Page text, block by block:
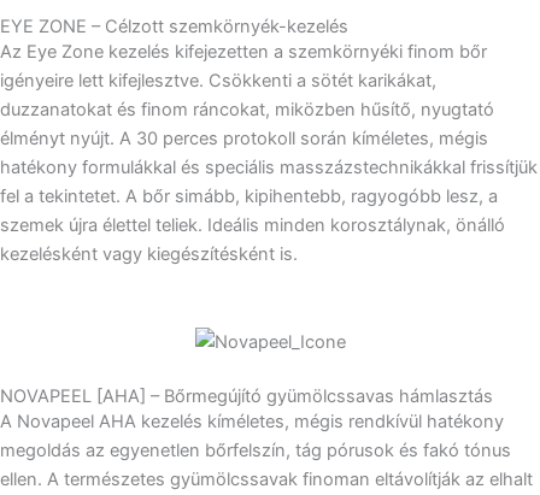
EYE ZONE – Célzott szemkörnyék-kezelés
Az Eye Zone kezelés kifejezetten a szemkörnyéki finom bőr
igényeire lett kifejlesztve. Csökkenti a sötét karikákat,
duzzanatokat és finom ráncokat, miközben hűsítő, nyugtató
élményt nyújt. A 30 perces protokoll során kíméletes, mégis
hatékony formulákkal és speciális masszázstechnikákkal frissítjük
fel a tekintetet. A bőr simább, kipihentebb, ragyogóbb lesz, a
szemek újra élettel teliek. Ideális minden korosztálynak, önálló
kezelésként vagy kiegészítésként is.
NOVAPEEL [AHA] – Bőrmegújító gyümölcssavas hámlasztás
A Novapeel AHA kezelés kíméletes, mégis rendkívül hatékony
megoldás az egyenetlen bőrfelszín, tág pórusok és fakó tónus
ellen. A természetes gyümölcssavak finoman eltávolítják az elhalt